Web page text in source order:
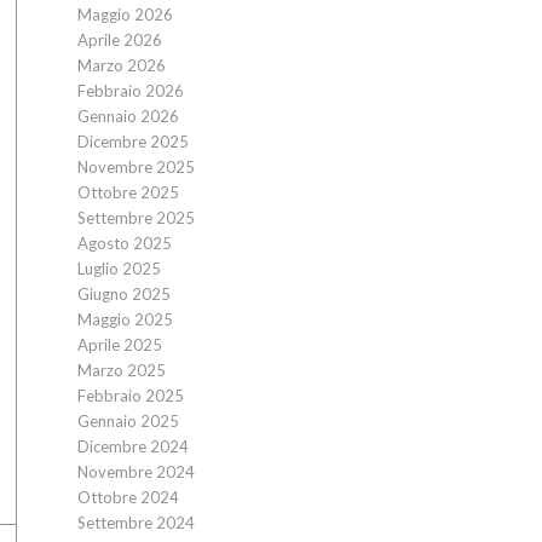
Maggio 2026
Aprile 2026
Marzo 2026
Febbraio 2026
Gennaio 2026
Dicembre 2025
Novembre 2025
Ottobre 2025
Settembre 2025
Agosto 2025
Luglio 2025
Giugno 2025
Maggio 2025
Aprile 2025
Marzo 2025
Febbraio 2025
Gennaio 2025
Dicembre 2024
Novembre 2024
Ottobre 2024
Settembre 2024